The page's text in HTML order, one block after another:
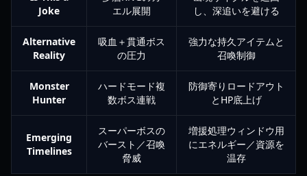
Joke
エル展開
し、深追いを避ける
Alternative
Reality
吸血＋貫通ボス
の圧力
強力な持久アイテムと
召喚制御
Monster
Hunter
ハードモード複
数ボス連戦
防御寄りロードアウト
とHP底上げ
Emerging
Timelines
スーパーボスの
バースト／召喚
脅威
増援処理ウィンドウ用
にエネルギー／資源を
温存